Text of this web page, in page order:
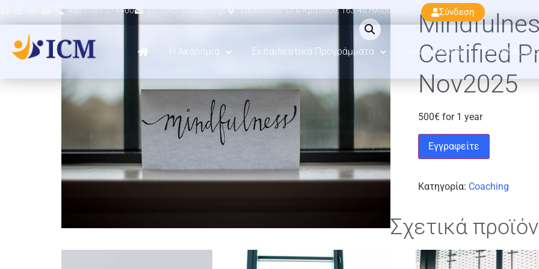
+30 6985 074400 info@icmacademy.gr Σαρωνικού 33 & Κρατίνου, 163 45 Ηλιούπολη Σύνδεση
Η Ακαδημία Εκπαιδευτικά Προγράμματα Testimonials Εκπαιδευτές
Certified
Nov2025
500€ for 1 year
Εγγραφείτε
Κατηγορία: Coaching
Σχετικά